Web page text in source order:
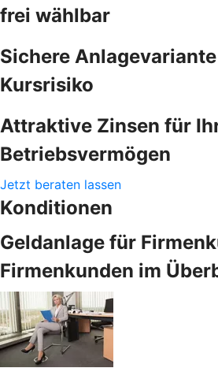
frei wählbar
Sichere
Kursrisiko
Attraktive Zinsen für
Betriebsvermögen
Jetzt beraten lassen
Konditionen
Geldanlage für
Firmenkunden im